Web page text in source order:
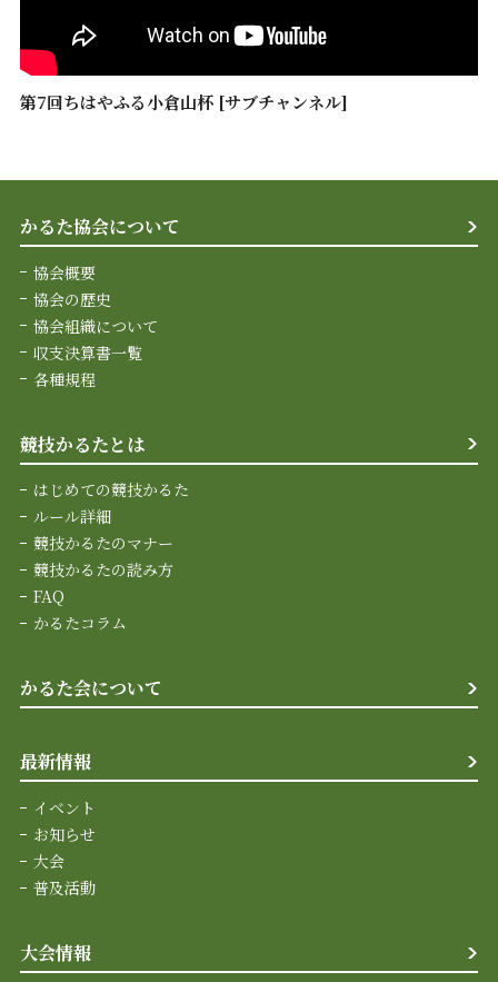
第7回ちはやふる小倉山杯 [サブチャンネル]
かるた協会について
協会概要
協会の歴史
協会組織について
収支決算書一覧
各種規程
競技かるたとは
はじめての競技かるた
ルール詳細
競技かるたのマナー
競技かるたの読み方
FAQ
かるたコラム
かるた会について
最新情報
イベント
お知らせ
大会
普及活動
大会情報